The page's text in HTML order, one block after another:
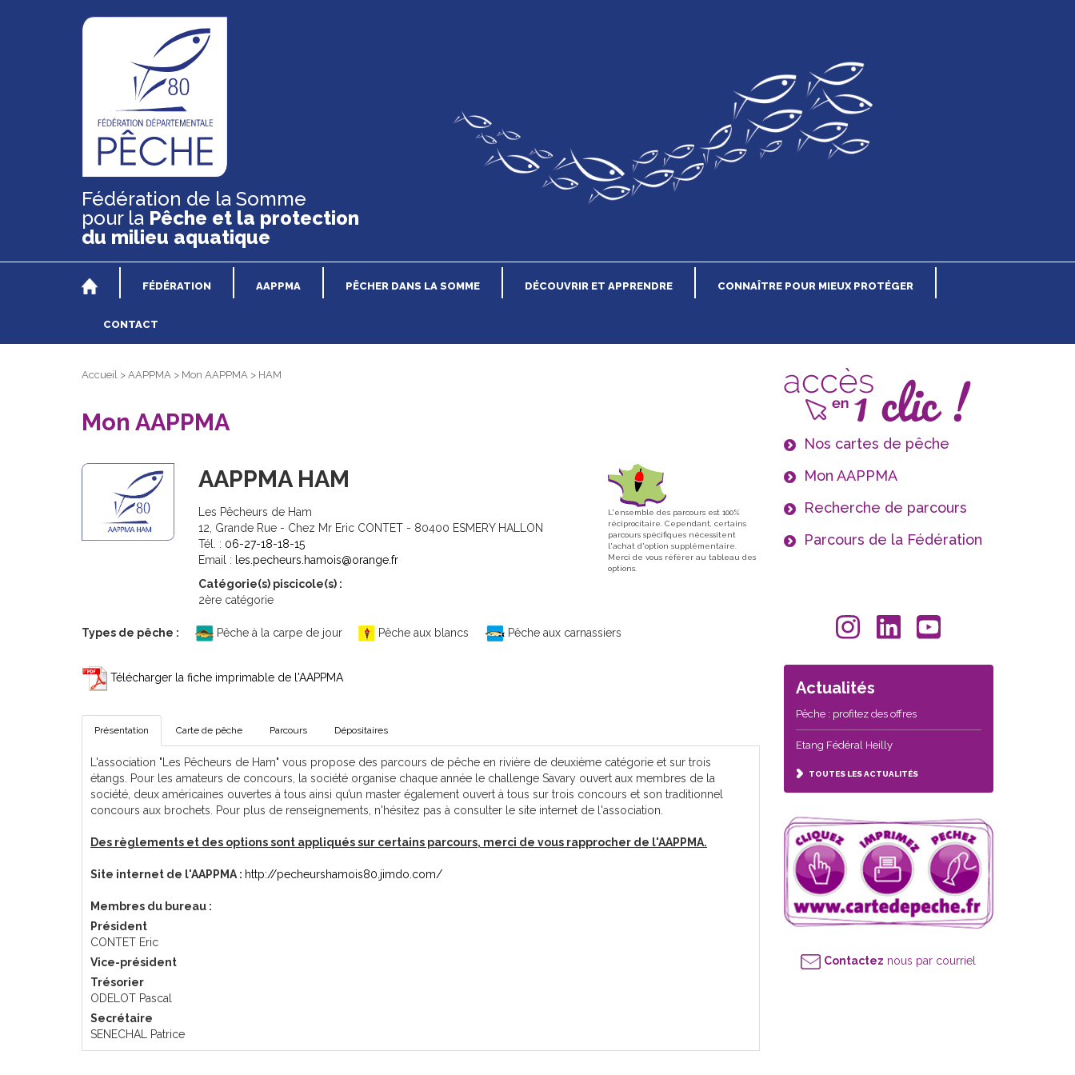
Fédération de la Somme
pour la Pêche et la protection
du milieu aquatique
FÉDÉRATION AAPPMA PÊCHER DANS LA SOMME DÉCOUVRIR ET APPRENDRE CONNAÎTRE POUR MIEUX PROTÉGER
CONTACT
Accueil > AAPPMA > Mon AAPPMA > HAM
Mon AAPPMA
AAPPMA HAM
Les Pêcheurs de Ham
12, Grande Rue - Chez Mr Eric CONTET - 80400 ESMERY HALLON
Tél. : 06-27-18-18-15
Email : les.pecheurs.hamois@orange.fr
Catégorie(s) piscicole(s) :
2ère catégorie
L'ensemble des parcours est 100%
réciprocitaire. Cependant, certains
parcours spécifiques nécessitent
l'achat d'option supplémentaire.
Merci de vous référer au tableau des
options.
Types de pêche : Pêche à la carpe de jour Pêche aux blancs Pêche aux carnassiers
Télécharger la fiche imprimable de l'AAPPMA
Présentation Carte de pêche Parcours Dépositaires
L'association "Les Pêcheurs de Ham" vous propose des parcours de pêche en rivière de deuxième catégorie et sur trois
étangs. Pour les amateurs de concours, la société organise chaque année le challenge Savary ouvert aux membres de la
société, deux américaines ouvertes à tous ainsi qu’un master également ouvert à tous sur trois concours et son traditionnel
concours aux brochets. Pour plus de renseignements, n'hésitez pas à consulter le site internet de l'association.
Des règlements et des options sont appliqués sur certains parcours, merci de vous rapprocher de l'AAPPMA.
Site internet de l'AAPPMA : http://pecheurshamois80.jimdo.com/
Membres du bureau :
Président
CONTET Eric
Vice-président
Trésorier
ODELOT Pascal
Secrétaire
SENECHAL Patrice
Nos cartes de pêche
Mon AAPPMA
Recherche de parcours
Parcours de la Fédération
Actualités
Pêche : profitez des offres
Etang Fédéral Heilly
TOUTES LES ACTUALITÉS
Contactez nous par courriel